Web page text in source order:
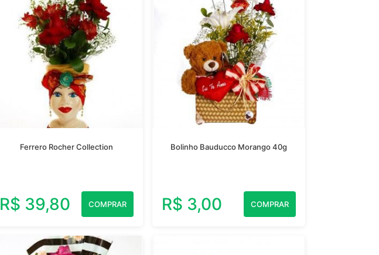
Ferrero Rocher Collection
R$ 39,80 COMPRAR
Bolinho Bauducco Morango 40g
R$ 3,00 COMPRAR